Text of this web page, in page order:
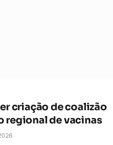
criação de coalizão
regional de vacinas